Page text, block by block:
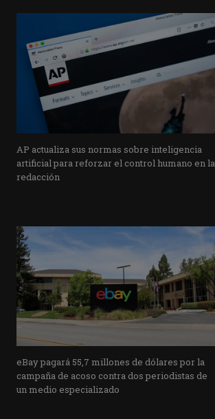
AP actualiza sus normas sobre inteligencia
artificial para reforzar el control humano en la
redacción
eBay pagará 55,7 millones de dólares por la
campaña de acoso contra dos periodistas de
un medio especializado